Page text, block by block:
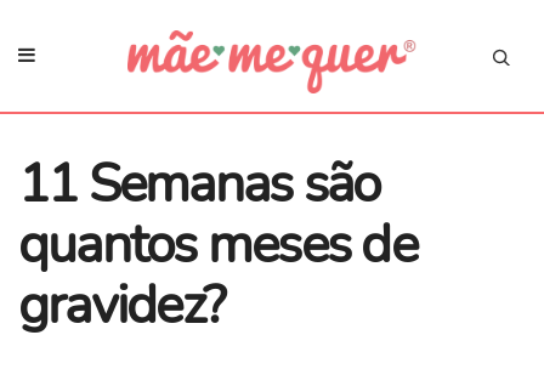
11 Semanas são
quantos meses de
gravidez?